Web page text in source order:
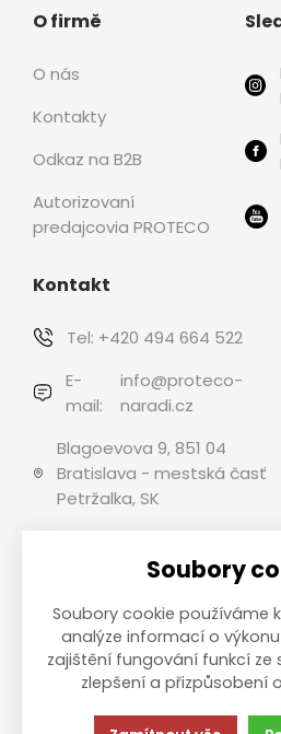
O firmě
O nás
Kontakty
Odkaz na B2B
Autorizovaní
predajcovia PROTECO
Kontakt
Tel: +420 494 664 522
E-
mail:
info@proteco-
naradi.cz
Blagoevova 9, 851 04
Bratislava - mestská časť
Petržalka, SK
Možnosti platby
andTerms of Serviceapply.
Soubory
Soubory cookie používáme
analýze informací o
zajištění fungování funkcí ze
zlepšení a přizpůsobení